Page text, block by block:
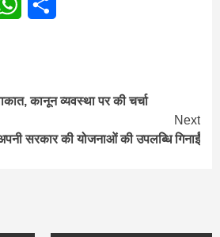
WhatsApp
कानून व्यवस्था पर की चर्चा
Next
सरकार की योजनाओं की उपलब्धि गिनाईं